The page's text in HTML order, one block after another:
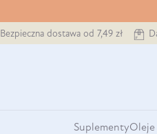
Bezpieczna dostawa od 7,49 zł
SuplementyOleje